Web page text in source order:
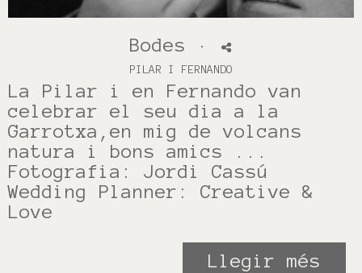
Bodes ·
PILAR I FERNANDO
La Pilar i en Fernando van
celebrar el seu dia a la
Garrotxa,en mig de volcans
natura i bons amics ...
Fotografia: Jordi Cassú
Wedding Planner: Creative &
Love
Llegir més